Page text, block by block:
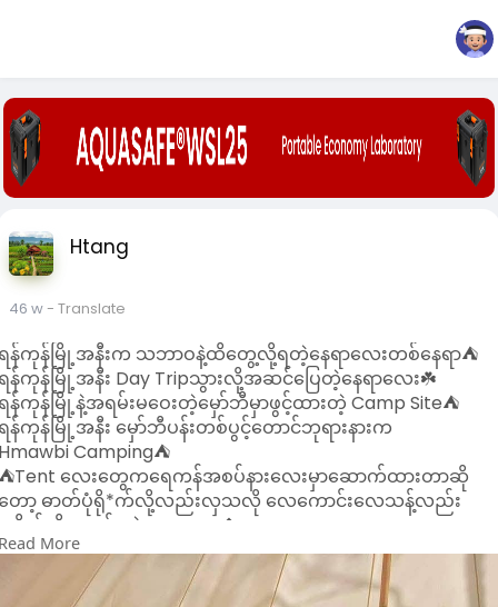
Htang
46 w- Translate
န်ကုန်မြို့အနီးက သဘာဝနဲ့ထိတွေ့လို့ရတဲ့နေရာလေးတစ်နေရာ⛺
န်ကုန်မြို့အနီး Day Tripသွားလို့အဆင်ပြေတဲ့နေရာလေး☘️
န်ကုန်မြို့နဲ့အရမ်းမဝေးတဲ့မှော်ဘီမှာဖွင့်ထားတဲ့ Camp Site⛺
န်ကုန်မြို့အနီး မှော်ဘီပန်းတစ်ပွင့်တောင်ဘုရားနားက
Camping⛺
လေးတွေကရေကန်အစပ်နားလေးမှာဆောက်ထားတာဆို
ော့ ဓာတ်ပုံရို*က်လို့လည်းလှသလို လေကောင်းလေသန့်လည်း
ရှိုက်လို့ကောင်းတဲ့နေရာလေး�
, လှေစီး, ငါးမျှား, ATV ,မြှားပ*စ်ဆော့ကစာ!း,ရေကန်
တ်လည်မှာလမ်းလျှောက်ထွက်လို့ရမယ်,go cart စီး စတဲ့
တွေလုပ်လို့ရပါတယ်💓
More